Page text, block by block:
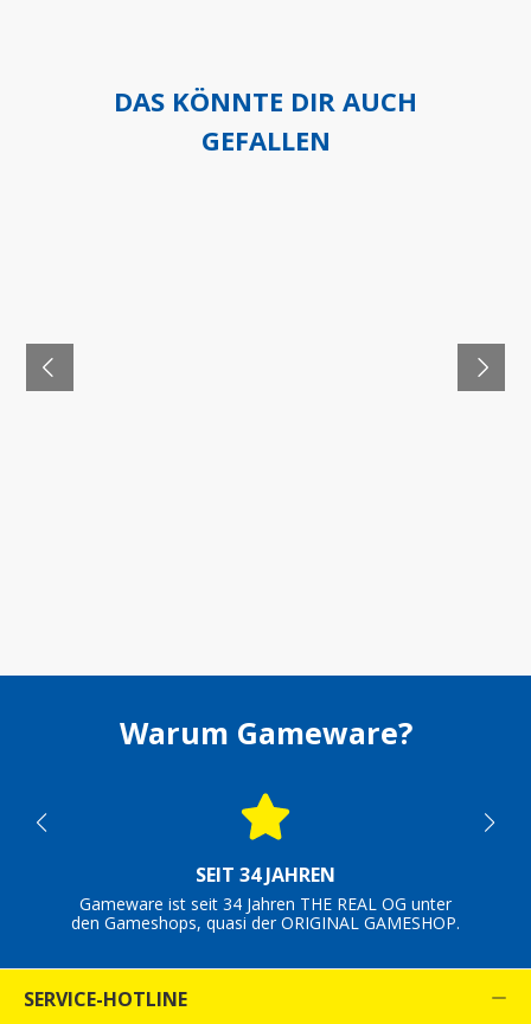
DAS KÖNNTE DIR AUCH
GEFALLEN
Warum Gameware?
SEIT 34 JAHREN
Gameware ist seit 34 Jahren THE REAL OG unter
den Gameshops, quasi der ORIGINAL GAMESHOP.
SERVICE-HOTLINE